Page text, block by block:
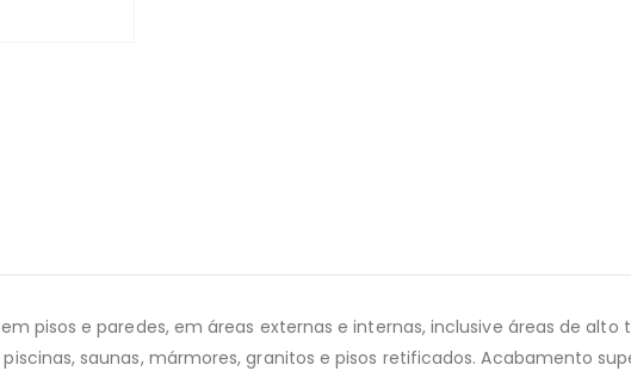
pisos e paredes, em áreas externas e internas, inclusive áreas de
saunas, mármores, granitos e pisos retificados. Acabamento